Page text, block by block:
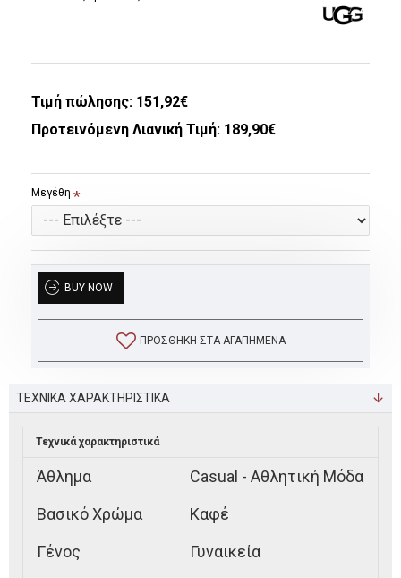
Τιμή πώλησης: 151,92€
Προτεινόμενη Λιανική Τιμή: 189,90€
Μεγέθη
BUY NOW
ΠΡΟΣΘΉΚΗ ΣΤΑ ΑΓΑΠΗΜΈΝΑ
ΤΕΧΝΙΚΑ ΧΑΡΑΚΤΗΡΙΣΤΙΚΑ
Τεχνικά χαρακτηριστικά
Άθλημα
Casual - Αθλητική Μόδα
Βασικό Χρώμα
Καφέ
Γένος
Γυναικεία